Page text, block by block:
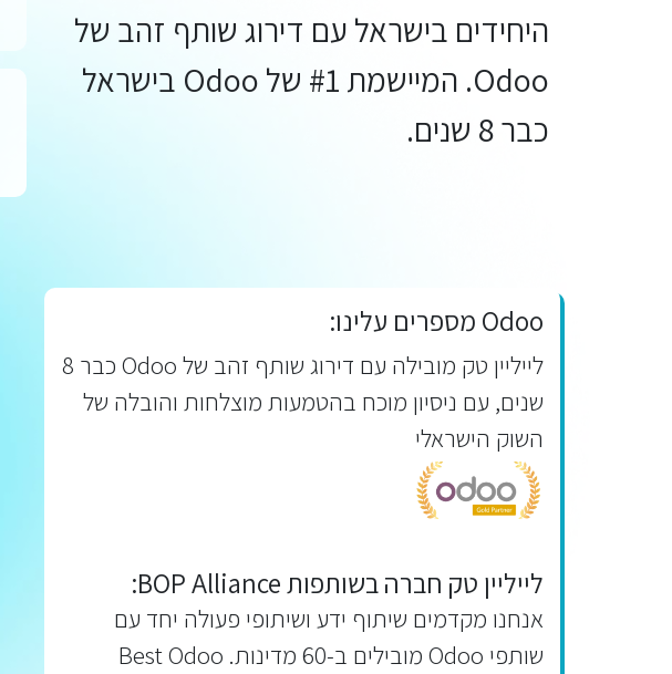
היחידים בישראל עם דירוג שותף זהב של
Odoo. המיישמת #1 של Odoo בישראל
כבר 8 שנים.
Odoo מספרים עלינו:
לייליין טק מובילה עם דירוג שותף זהב של Odoo כבר 8
שנים, עם ניסיון מוכח בהטמעות מוצלחות והובלה של
השוק הישראלי
לייליין טק חברה בשותפות BOP Alliance:
אנחנו מקדמים שיתוף ידע ושיתופי פעולה יחד עם
שותפי Odoo מובילים ב-60 מדינות. Best Odoo